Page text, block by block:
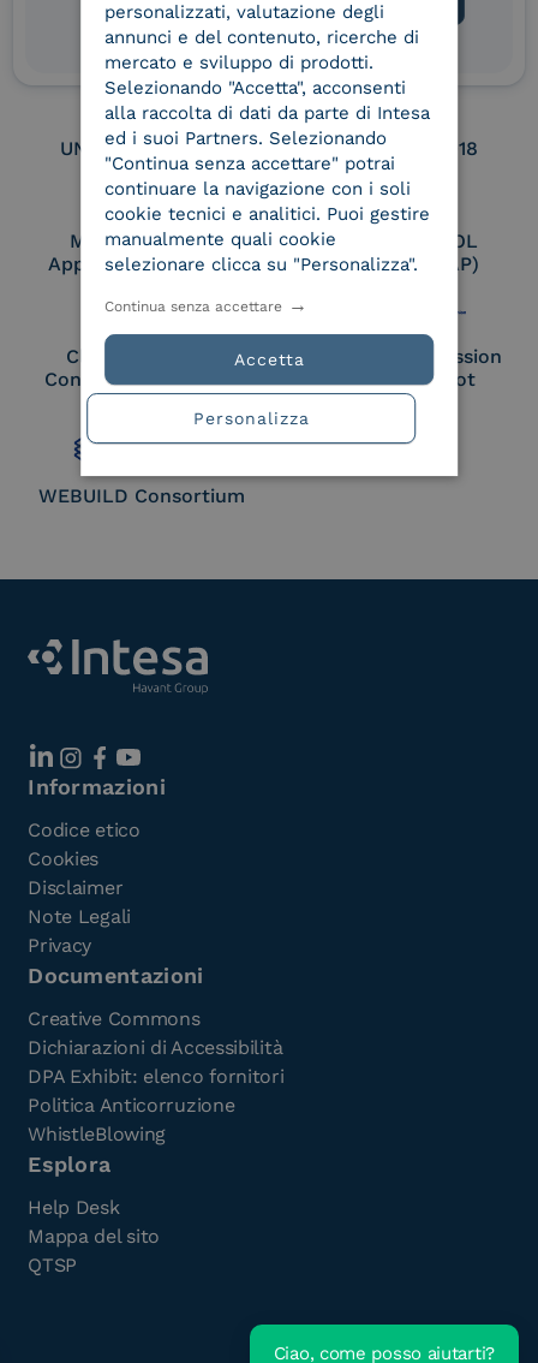
UNI EN ISO 9001 UNI EN ISO 27001
UNI EN ISO 27017 UNI EN ISO 27018
Membro Adobe
Approved Trust List
Certified PEPPOL
Access Point (AP)
Cloud Signature
Consortium Member
European Commission
Large Scale Pilot
Member
WEBUILD Consortium
Informazioni
Codice etico
Cookies
Disclaimer
Note Legali
Privacy
Documentazioni
Creative Commons
Dichiarazioni di Accessibilità
DPA Exhibit: elenco fornitori
Politica Anticorruzione
WhistleBlowing
Esplora
Help Desk
Mappa del sito
QTSP
personalizzati, valutazione degli
annunci e del contenuto, ricerche di
mercato e sviluppo di prodotti.
Selezionando "Accetta", acconsenti
alla raccolta di dati da parte di Intesa
ed i suoi Partners. Selezionando
"Continua senza accettare" potrai
continuare la navigazione con i soli
cookie tecnici e analitici. Puoi gestire
manualmente quali cookie
selezionare clicca su "Personalizza".
Accetta
Continua senza accettare
Personalizza
Ciao, come posso aiutarti?